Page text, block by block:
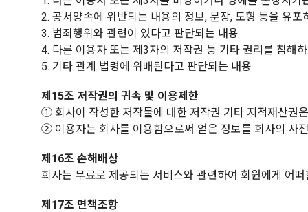
2. 공서양속에 위반되는 내용의 정보, 문장, 도형 등을 유포
3. 범죄행위와 관련이 있다고 판단되는 내용
4. 다른 이용자 또는 제3자의 저작권 등 기타 권리를 침해
5. 기타 관계 법령에 위배된다고 판단되는 내용
제15조 저작권의 귀속 및 이용제한
① 회사이 작성한 저작물에 대한 저작권 기타 지적재산권
② 이용자는 회사를 이용함으로써 얻은 정보를 회사의 사
제16조 손해배상
회사는 무료로 제공되는 서비스와 관련하여 회원에게 어
제17조 면책조항